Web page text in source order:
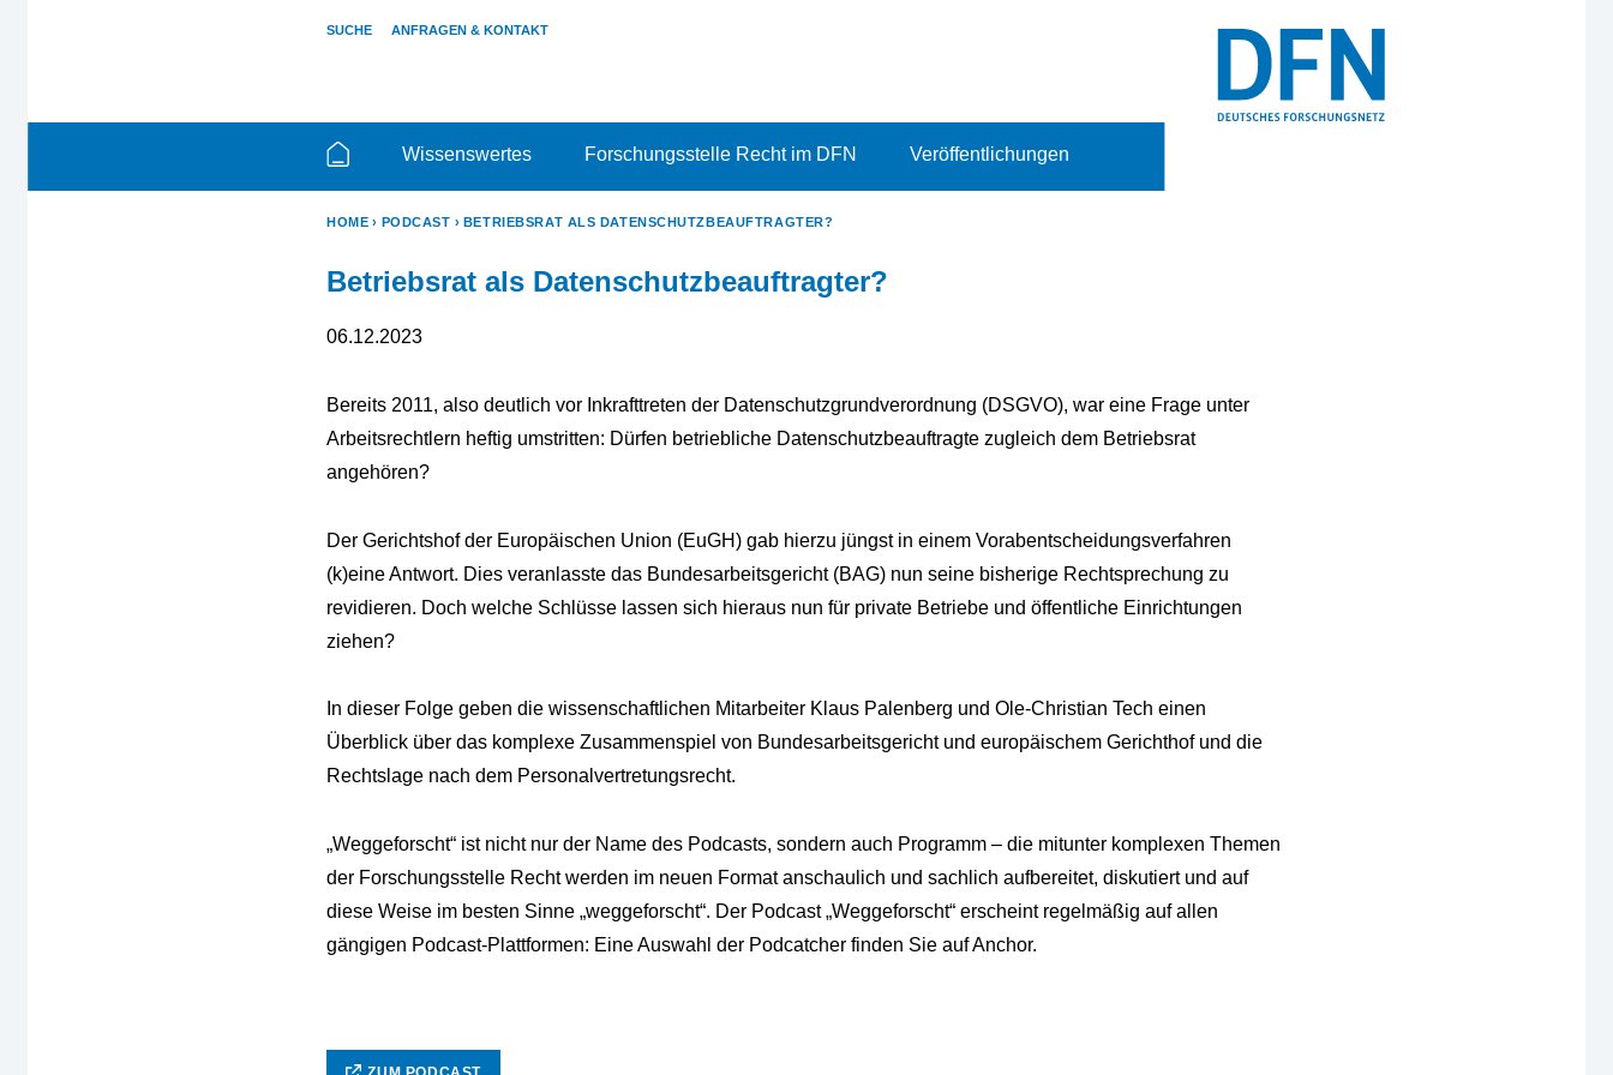
SUCHE ANFRAGEN & KONTAKT
Wissenswertes Forschungsstelle Recht im DFN Veröffentlichungen
HOME PODCAST BETRIEBSRAT ALS DATENSCHUTZBEAUFTRAGTER?
Betriebsrat als Datenschutzbeauftragter?
06.12.2023
Bereits 2011, also deutlich vor Inkrafttreten der Datenschutzgrundverordnung (DSGVO), war eine Frage unter
Arbeitsrechtlern heftig umstritten: Dürfen betriebliche Datenschutzbeauftragte zugleich dem Betriebsrat
angehören?
Der Gerichtshof der Europäischen Union (EuGH) gab hierzu jüngst in einem Vorabentscheidungsverfahren
(k)eine Antwort. Dies veranlasste das Bundesarbeitsgericht (BAG) nun seine bisherige Rechtsprechung zu
revidieren. Doch welche Schlüsse lassen sich hieraus nun für private Betriebe und öffentliche Einrichtungen
ziehen?
In dieser Folge geben die wissenschaftlichen Mitarbeiter Klaus Palenberg und Ole-Christian Tech einen
Überblick über das komplexe Zusammenspiel von Bundesarbeitsgericht und europäischem Gerichthof und die
Rechtslage nach dem Personalvertretungsrecht.
„Weggeforscht“ ist nicht nur der Name des Podcasts, sondern auch Programm – die mitunter komplexen Themen
der Forschungsstelle Recht werden im neuen Format anschaulich und sachlich aufbereitet, diskutiert und auf
diese Weise im besten Sinne „weggeforscht“. Der Podcast „Weggeforscht“ erscheint regelmäßig auf allen
gängigen Podcast-Plattformen: Eine Auswahl der Podcatcher finden Sie auf Anchor.